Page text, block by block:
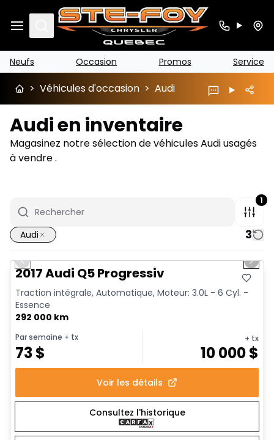
Search
Neufs Occasion Promos Service
> Véhicules d'occasion > Audi
Audi en inventaire
Magasinez notre sélection de véhicules Audi usagés
à vendre .
1
Audi 3
Très bonne offre
Previous slide Next
2017 Audi Q5 Progressiv
Traction intégrale, Automatique, Moteur: 3.0L - 6 Cyl. -
Essence
292 000 km
Par semaine + tx
73$
+ tx
10 000$
Voir les détails
Consultez l'historique